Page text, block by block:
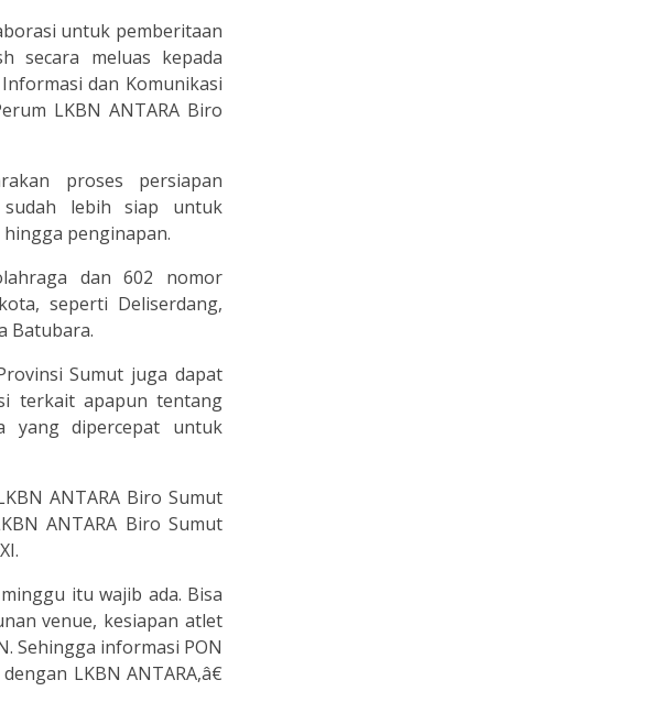
untuk pemberitaan
secara meluas kepada
dan Komunikasi
LKBN ANTARA Biro
proses persiapan
sudah lebih siap untuk
hingga penginapan.
dan 602 nomor
seperti Deliserdang,
Batubara.
Sumut juga dapat
terkait apapun tentang
yang dipercepat untuk
ANTARA Biro Sumut
ANTARA Biro Sumut
itu wajib ada. Bisa
venue, kesiapan atlet
Sehingga informasi PON
LKBN ANTARA,â€